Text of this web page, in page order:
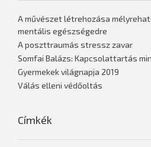
A művészet létrehozása
mentális egészségedre
A poszttraumás stressz zavar
Somfai Balázs: Kapcsolattartás
Gyermekek világnapja 2019
Válás elleni védőoltás
Címkék